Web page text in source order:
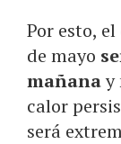
Por esto, el
de mayo
mañanay
calor
será